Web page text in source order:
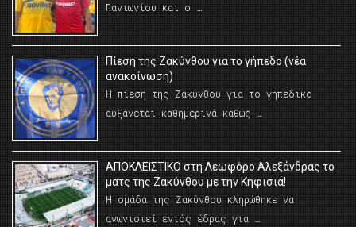
Πανιωνίου και ο …
Πίεση της Ζακύνθου για το γήπεδο (νέα
ανακοίνωση)
Η πίεση της Ζακύνθου για το γηπεδικο
αυξάνεται καθημερινά καθώς …
AΠΟΚΛΕΙΣΤΙΚΟ στη Λεωφόρο Αλεξάνδρας το
ματς της Ζακύνθου με την Κηφισιά!
Η ομάδα της Ζακύνθου κληρώθηκε να
αγωνιστεί εντός έδρας για …